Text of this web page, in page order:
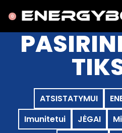
0
ATSISTATYMUI
Imunitetui
JĖGAI